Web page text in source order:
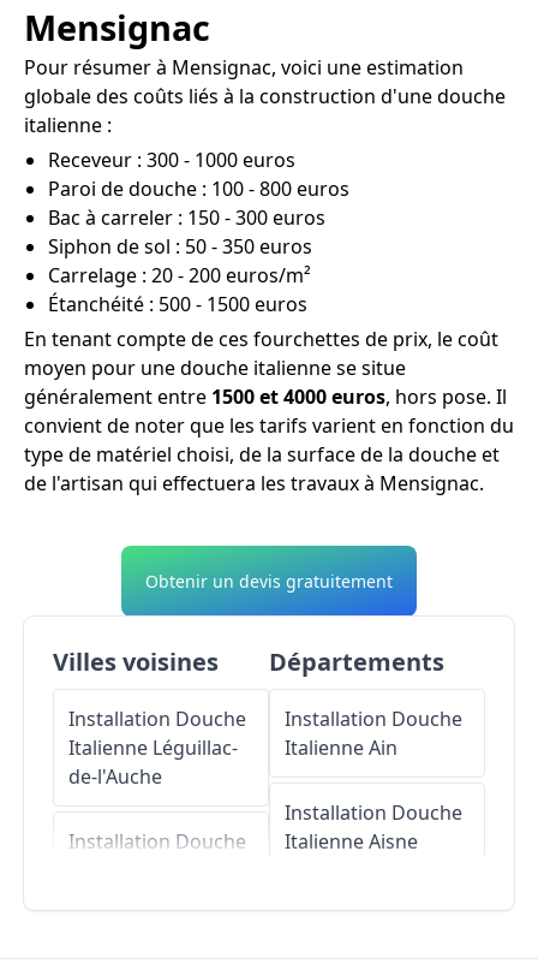
Mensignac
Pour résumer à Mensignac, voici une estimation
globale des coûts liés à la construction d'une douche
italienne :
Receveur : 300 - 1000 euros
Paroi de douche : 100 - 800 euros
Bac à carreler : 150 - 300 euros
Siphon de sol : 50 - 350 euros
Carrelage : 20 - 200 euros/m²
Étanchéité : 500 - 1500 euros
En tenant compte de ces fourchettes de prix, le coût
moyen pour une douche italienne se situe
généralement entre 1500 et 4000 euros, hors pose. Il
convient de noter que les tarifs varient en fonction du
type de matériel choisi, de la surface de la douche et
de l'artisan qui effectuera les travaux à Mensignac.
Obtenir un devis gratuitement
Villes voisines
Installation Douche
Italienne Léguillac-
de-l'Auche
Installation Douche
Installation Douche
Départements
Installation Douche
ItalienneAin
Installation Douche
ItalienneAisne
Installation Douche